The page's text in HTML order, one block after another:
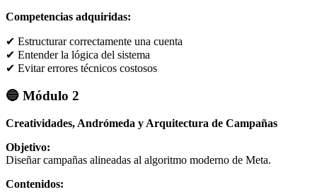
Competencias adquiridas:
✔ Estructurar correctamente una cuenta
✔ Entender la lógica del sistema
✔ Evitar errores técnicos costosos
🔵 Módulo 2
Creatividades, Andrómeda y Arquitectura de Campañas
Objetivo:
Diseñar campañas alineadas al algoritmo moderno de Meta.
Contenidos: